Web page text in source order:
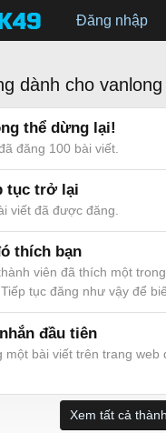
Đăng nhập
dành cho vanlong
thể dừng lại!
đăng 100 bài viết.
tục trở lại
viết đã được đăng.
thích bạn
viên đã thích một
tục đăng như vậy để
đầu tiên
một bài viết trên trang web
Xem tất cả